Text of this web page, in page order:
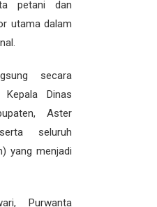
petani dan
utama dalam
secara
Kepala Dinas
Aster
seluruh
yang menjadi
Purwanta